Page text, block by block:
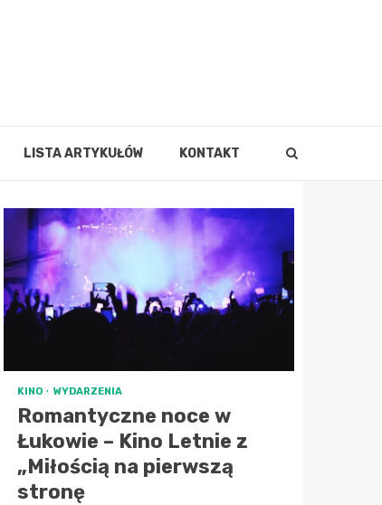
LISTA ARTYKUŁÓW KONTAKT
KINO WYDARZENIA
Romantyczne noce w
Łukowie – Kino Letnie z
„Miłością na pierwszą
stronę